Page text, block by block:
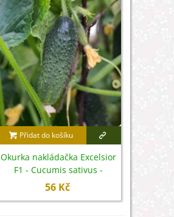
Přidat do košíku
Okurka nakládačka Excelsior
F1 - Cucumis sativus -
semena - 7 ks
56 Kč